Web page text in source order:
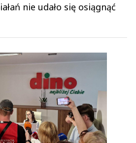
nie udało się osiągnąć